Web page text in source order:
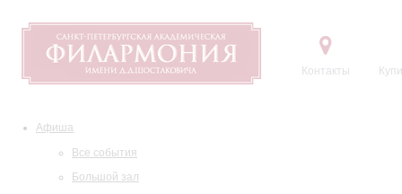
Контакты
Афиша
Все события
Большой зал